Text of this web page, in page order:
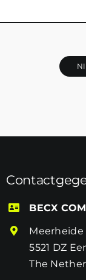
BECX
Meerheide
5521 DZ
The